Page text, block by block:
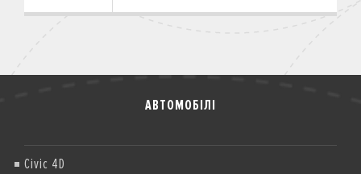
АВТОМОБІЛІ
Civic 4D